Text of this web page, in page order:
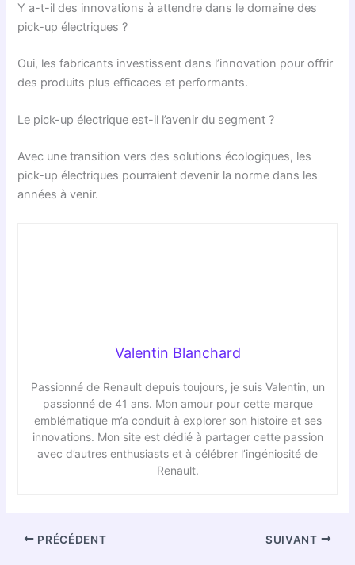
Y a-t-il des innovations à attendre dans le domaine des
pick-up électriques ?
Oui, les fabricants investissent dans l’innovation pour offrir
des produits plus efficaces et performants.
Le pick-up électrique est-il l’avenir du segment ?
Avec une transition vers des solutions écologiques, les
pick-up électriques pourraient devenir la norme dans les
années à venir.
Valentin Blanchard
Passionné de Renault depuis toujours, je suis Valentin, un
passionné de 41 ans. Mon amour pour cette marque
emblématique m’a conduit à explorer son histoire et ses
innovations. Mon site est dédié à partager cette passion
avec d’autres enthusiasts et à célébrer l’ingéniosité de
Renault.
PRÉCÉDENT SUIVANT